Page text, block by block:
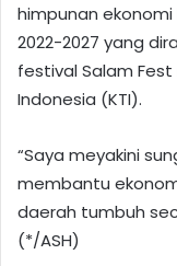
himpunan
2022-2027 yang
festival Salam
Indonesia (KTI).
“Saya meyakini
membantu
daerah tumbuh
(*/ASH)